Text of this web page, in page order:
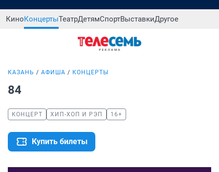
КиноКонцертыТеатрДетямСпортВыставкиДругое
КАЗАНЬ АФИША КОНЦЕРТЫ
84
КОНЦЕРТ ХИП-ХОП И РЭП 16+
Купить билеты